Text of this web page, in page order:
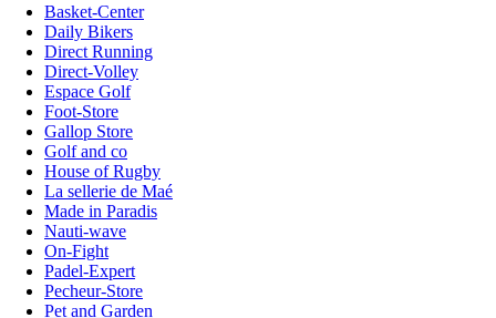
Basket-Center
Daily Bikers
Direct Running
Direct-Volley
Espace Golf
Foot-Store
Gallop Store
Golf and co
House of Rugby
La sellerie de Maé
Made in Paradis
Nauti-wave
On-Fight
Padel-Expert
Pecheur-Store
Pet and Garden